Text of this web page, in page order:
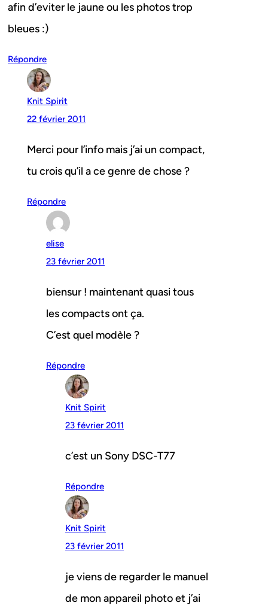
afin d’eviter le jaune ou les photos trop
bleues :)
Répondre
Knit Spirit
22 février 2011
Merci pour l’info mais j’ai un compact,
tu crois qu’il a ce genre de chose ?
Répondre
elise
23 février 2011
biensur ! maintenant quasi tous
les compacts ont ça.
C’est quel modèle ?
Répondre
Knit Spirit
23 février 2011
c’est un Sony DSC-T77
Répondre
Knit Spirit
23 février 2011
je viens de regarder le manuel
de mon appareil photo et j’ai